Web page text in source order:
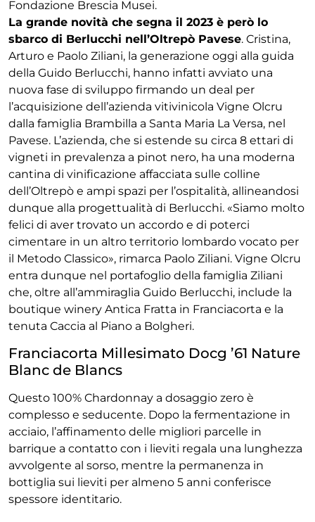
Fondazione Brescia Musei.
La grande novità che segna il 2023 è però lo
sbarco di Berlucchi nell’Oltrepò Pavese. Cristina,
Arturo e Paolo Ziliani, la generazione oggi alla guida
della Guido Berlucchi, hanno infatti avviato una
nuova fase di sviluppo firmando un deal per
l’acquisizione dell’azienda vitivinicola Vigne Olcru
dalla famiglia Brambilla a Santa Maria La Versa, nel
Pavese. L’azienda, che si estende su circa 8 ettari di
vigneti in prevalenza a pinot nero, ha una moderna
cantina di vinificazione affacciata sulle colline
dell’Oltrepò e ampi spazi per l’ospitalità, allineandosi
dunque alla progettualità di Berlucchi. «Siamo molto
felici di aver trovato un accordo e di poterci
cimentare in un altro territorio lombardo vocato per
il Metodo Classico», rimarca Paolo Ziliani. Vigne Olcru
entra dunque nel portafoglio della famiglia Ziliani
che, oltre all’ammiraglia Guido Berlucchi, include la
boutique winery Antica Fratta in Franciacorta e la
tenuta Caccia al Piano a Bolgheri.
Franciacorta Millesimato Docg ’61 Nature
Blanc de Blancs
Questo 100% Chardonnay a dosaggio zero è
complesso e seducente. Dopo la fermentazione in
acciaio, l’affinamento delle migliori parcelle in
barrique a contatto con i lieviti regala una lunghezza
avvolgente al sorso, mentre la permanenza in
bottiglia sui lieviti per almeno 5 anni conferisce
spessore identitario.